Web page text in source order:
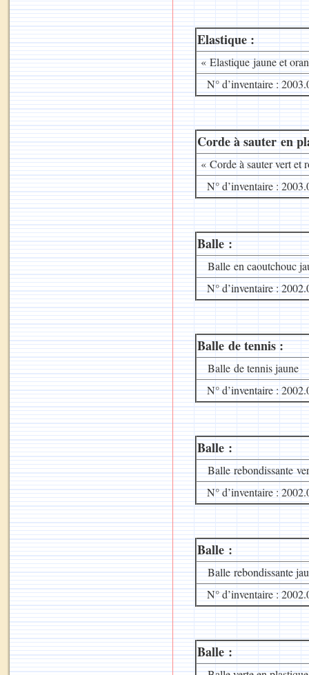
Elastique :
« Elastique jaune et
N° d’inventaire :
Corde à sauter en
« Corde à sauter vert et
N° d’inventaire :
Balle :
Balle en caoutchouc
N° d’inventaire :
Balle de tennis :
Balle de tennis jaune
N° d’inventaire :
Balle :
Balle rebondissante
N° d’inventaire :
Balle :
Balle rebondissante
N° d’inventaire :
Balle :